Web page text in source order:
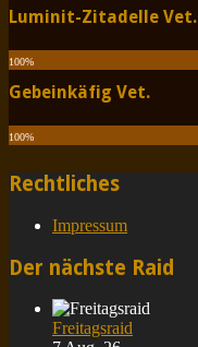
Luminit-Zitadelle Vet.
100%
Gebeinkäfig Vet.
100%
Rechtliches
Impressum
Der nächste Raid
Freitagsraid